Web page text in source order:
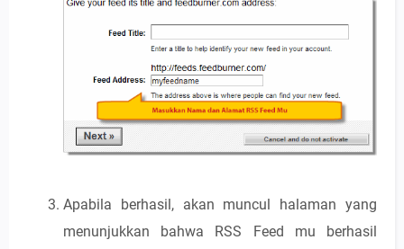
Apabila berhasil, akan muncul halaman yang
menunjukkan bahwa RSS Feed mu berhasil